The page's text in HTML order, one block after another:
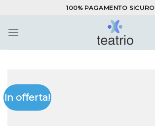
contenuti
100% PAGAMENTO SICURO
In offerta!